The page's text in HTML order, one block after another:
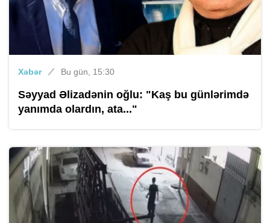
Xəbər Bu gün, 15:30
Səyyad Əlizadənin oğlu: "Kaş bu günlərimdə
yanımda olardın, ata..."